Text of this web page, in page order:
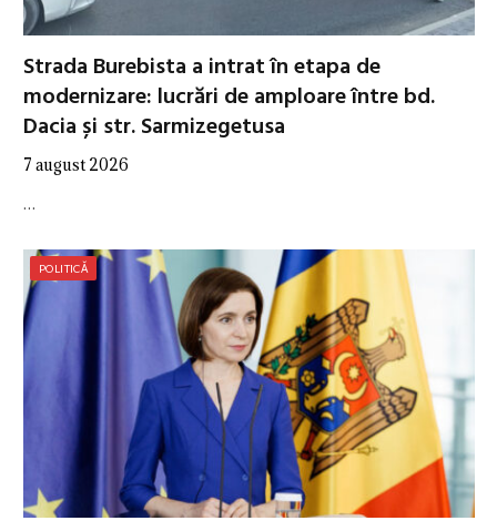
Strada Burebista a intrat în etapa de
modernizare: lucrări de amploare între bd.
Dacia și str. Sarmizegetusa
7 august 2026
…
POLITICĂ